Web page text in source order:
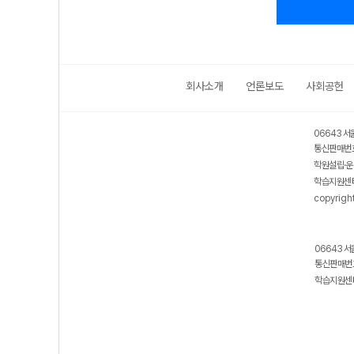
회사소개 언론보도 사회공헌
06643 서
통신판매
학원설립·
학습지원
06643 서
통신판매
학습지원